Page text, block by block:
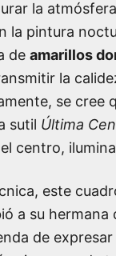
la
la pintura
de amarillos
la
se cree
sutil Última
centro,
este
a su
de